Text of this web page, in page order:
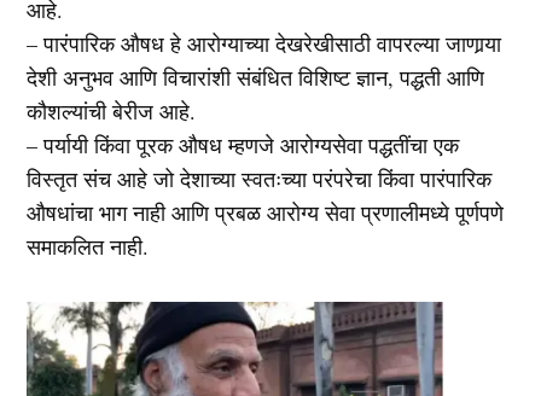
आहे.
– पारंपारिक औषध हे आरोग्याच्या देखरेखीसाठी वापरल्या जाणार्‍या
देशी अनुभव आणि विचारांशी संबंधित विशिष्ट ज्ञान, पद्धती आणि
कौशल्यांची बेरीज आहे.
– पर्यायी किंवा पूरक औषध म्हणजे आरोग्यसेवा पद्धतींचा एक
विस्तृत संच आहे जो देशाच्या स्वतःच्या परंपरेचा किंवा पारंपारिक
औषधांचा भाग नाही आणि प्रबळ आरोग्य सेवा प्रणालीमध्ये पूर्णपणे
समाकलित नाही.